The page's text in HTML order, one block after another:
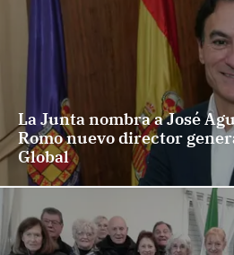
La Junta nombra a José
Romo nuevo director
Global